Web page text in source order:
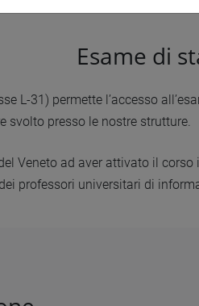
Esame di
L-31) permette l’accesso
svolto presso le nostre strutture.
Veneto ad aver attivato il
professori universitari di